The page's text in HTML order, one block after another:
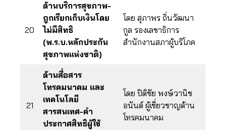
20
ด้านบริการสุขภาพ-
ถูกเรียกเก็บเงินโดย
ไม่มีสิทธิ
(พ.ร.บ.หลักประกัน
สุขภาพแห่งชาติ)
โดย สุภาพร ถิ่นวัฒนา
กูล รองเลขาธิการ
สำนักงานสภาผู้บริโภค
21
ด้านสื่อสาร
โทรคมนาคม และ
เทคโนโลยี
สารสนเทศ-คำ
ประกาศสิทธิผู้ใช้
โดย ปิติชัย พงษ์วานิช
อนันต์ ผู้เชี่ยวชาญด้าน
โทรคมนาคม